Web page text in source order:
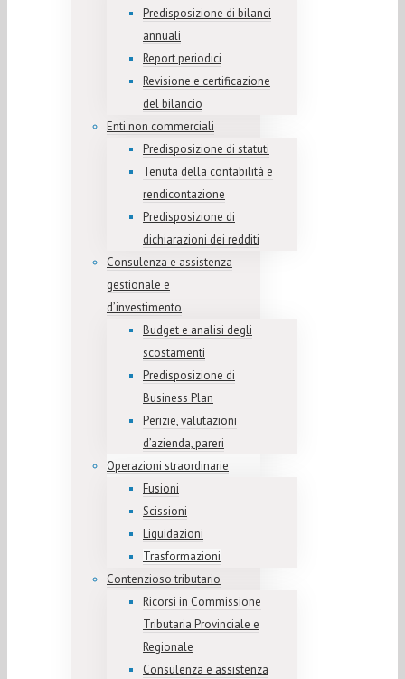
Predisposizione di bilanci
annuali
Report periodici
Revisione e certificazione
del bilancio
Enti non commerciali
Predisposizione di statuti
Tenuta della contabilità e
rendicontazione
Predisposizione di
dichiarazioni dei redditi
Consulenza e assistenza
gestionale e
d’investimento
Budget e analisi degli
scostamenti
Predisposizione di
Business Plan
Perizie, valutazioni
d’azienda, pareri
Operazioni straordinarie
Fusioni
Scissioni
Liquidazioni
Trasformazioni
Contenzioso tributario
Ricorsi in Commissione
Tributaria Provinciale e
Regionale
Consulenza e assistenza